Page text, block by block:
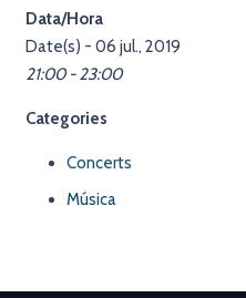
Data/Hora
Date(s) - 06 jul., 2019
21:00 - 23:00
Categories
Concerts
Música